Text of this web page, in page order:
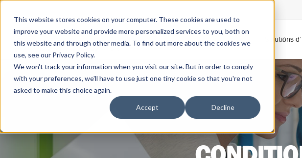
This website stores cookies on your computer. These cookies are used to
improve your website and provide more personalized services to you, both on
this website and through other media. To find out more about the cookies we
use, see our Privacy Policy.
We won't track your information when you visit our site. But in order to comply
with your preferences, we'll have to use just one tiny cookie so that you're not
asked to make this choice again.
Accept Decline
Solutions